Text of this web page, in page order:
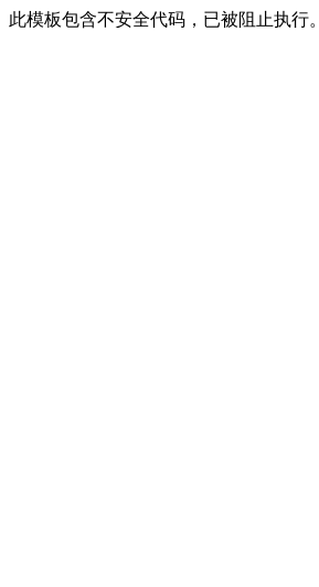
此模板包含不安全代码，已被阻止执行